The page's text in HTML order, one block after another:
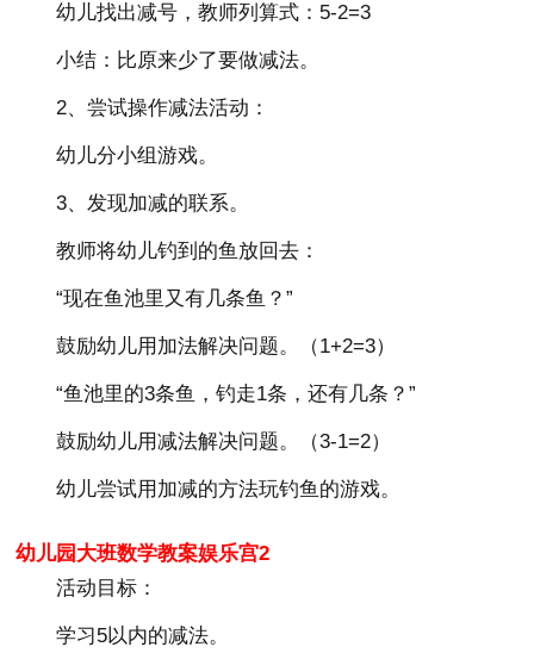
幼儿找出减号，教师列算式：5-2=3
小结：比原来少了要做减法。
2、尝试操作减法活动：
幼儿分小组游戏。
3、发现加减的联系。
教师将幼儿钓到的鱼放回去：
“现在鱼池里又有几条鱼？”
鼓励幼儿用加法解决问题。（1+2=3）
“鱼池里的3条鱼，钓走1条，还有几条？”
鼓励幼儿用减法解决问题。（3-1=2）
幼儿尝试用加减的方法玩钓鱼的游戏。
幼儿园大班数学教案娱乐宫2
活动目标：
学习5以内的减法。